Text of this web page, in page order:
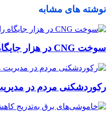
نوشته های مشابه
سوخت CNG در هزار جایگاه رایگان شد
رکوردشکنی مردم در